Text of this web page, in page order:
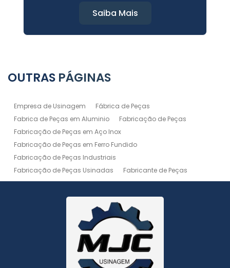
Saiba Mais
OUTRAS PÁGINAS
Empresa de Usinagem
Fábrica de Peças
Fabrica de Peças em Aluminio
Fabricação de Peças
Fabricação de Peças em Aço Inox
Fabricação de Peças em Ferro Fundido
Fabricação de Peças Industriais
Fabricação de Peças Usinadas
Fabricante de Peças
Fabricante de Peças de Máquinas
Manutenção de Máquina
Peças Usinadas
Serviço de Soldagem
Serviço de Usinagem
Serviço de Usinagem Pesada
Serviços de Usinagem CNC
Serviços de Usinagem de Peças
Serviços de Usinagem Tornearia e Solda
Usinagem